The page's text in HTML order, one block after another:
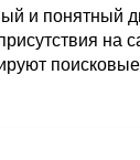
и понятный
на